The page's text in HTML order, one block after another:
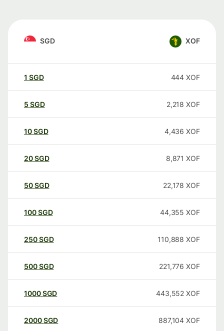
SGD XOF
1 SGD 444 XOF
5 SGD 2,218 XOF
10SGD 4,436 XOF
20SGD 8,871 XOF
50SGD 22,178 XOF
100SGD 44,355 XOF
250SGD 110,888 XOF
500SGD 221,776 XOF
1000SGD 443,552 XOF
2000SGD 887,104 XOF